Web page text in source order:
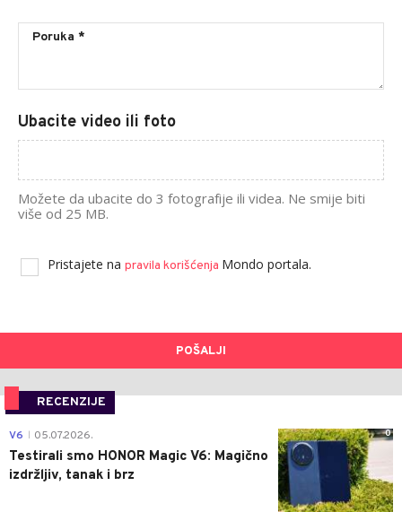
Ubacite video ili foto
Možete da ubacite do 3 fotografije ili videa. Ne smije biti
više od 25 MB.
Pristajete na pravila korišćenja Mondo portala.
POŠALJI
RECENZIJE
0
V6 05.07.2026.
Testirali smo HONOR Magic V6: Magično
izdržljiv, tanak i brz